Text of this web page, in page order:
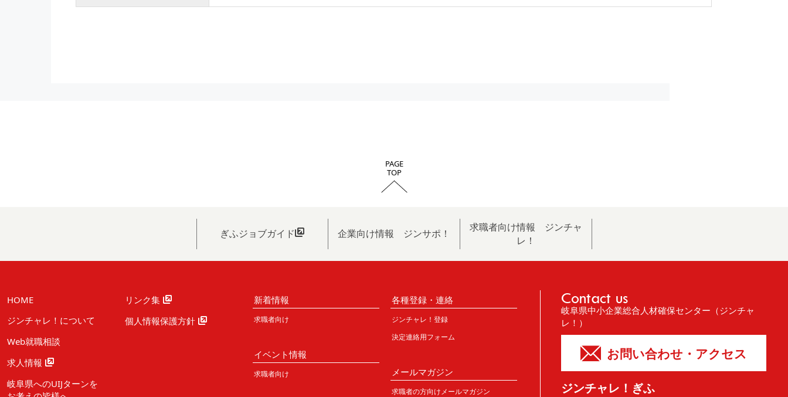
PAGE
TOP
ぎふジョブガイド 企業向け情報 ジンサポ！
求職者向け情報 ジンチャ
レ！
HOME
ジンチャレ！について
Web就職相談
求人情報
岐阜県へのUIJターンを
リンク集
個人情報保護方針
新着情報
求職者向け
イベント情報
求職者向け
各種登録・連絡
ジンチャレ！登録
決定連絡用フォーム
メールマガジン
求職者の方向けメールマガジン
Contact us
岐阜県中小企業総合人材確保センター（ジンチャ
レ！）
お問い合わせ・アクセス
ジンチャレ！ぎふ